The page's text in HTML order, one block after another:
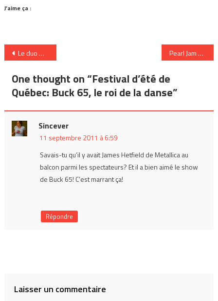
J’aime ça :
Navigation
de
l’article
Le duo montréalais les Fiancés Pearl Jam au Centre Bell de Montréal
One thought on “Festival d’été de
Québec: Buck 65, le roi de la danse”
Sincever
11 septembre 2011 à 6:59
Savais-tu qu’il y avait James Hetfield de Metallica au
balcon parmi les spectateurs? Et il a bien aimé le show
de Buck 65! C’est marrant ça!
Répondre
Laisser un commentaire